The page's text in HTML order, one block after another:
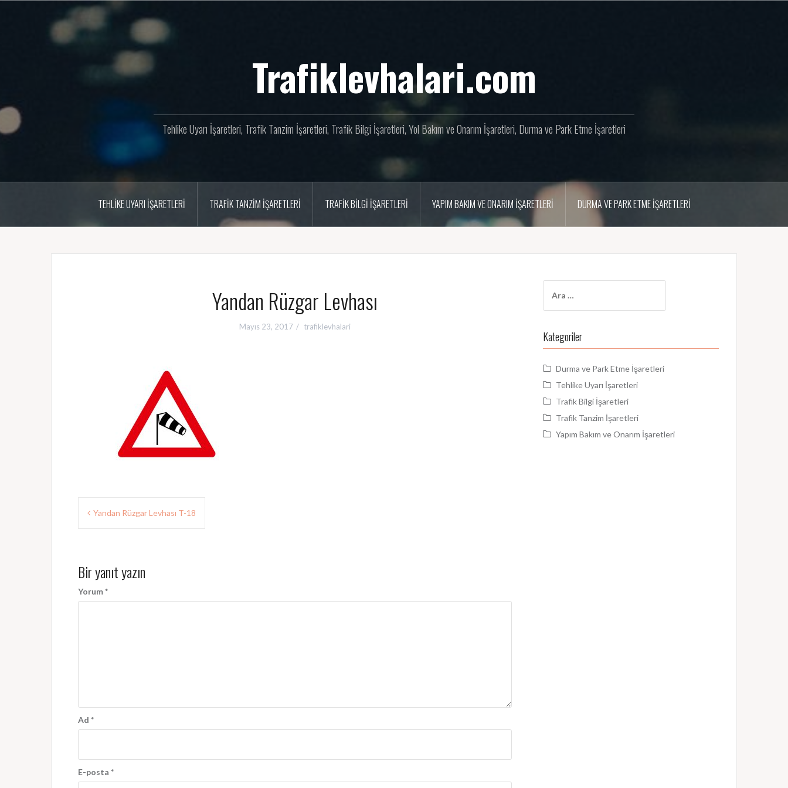
Trafiklevhalari.com
Tehlike Uyarı İşaretleri, Trafik Tanzim İşaretleri, Trafik Bilgi İşaretleri, Yol Bakım ve Onarım İşaretleri, Durma ve Park Etme İşaretleri
TEHLIKE UYARI İŞARETLERI TRAFIK TANZIM İŞARETLERI TRAFIK BILGI İŞARETLERI YAPIM BAKIM VE ONARIM İŞARETLERI DURMA VE PARK ETME İŞARETLERI
Yandan Rüzgar Levhası
Mayıs 23, 2017 trafiklevhalari
Yazı
gezinmesi
Yandan Rüzgar Levhası T-18
Bir yanıt yazın
Yorum*
Ad *
E-posta *
Kategoriler
Durma ve Park Etme İşaretleri
Tehlike Uyarı İşaretleri
Trafik Bilgi İşaretleri
Trafik Tanzim İşaretleri
Yapım Bakım ve Onarım İşaretleri